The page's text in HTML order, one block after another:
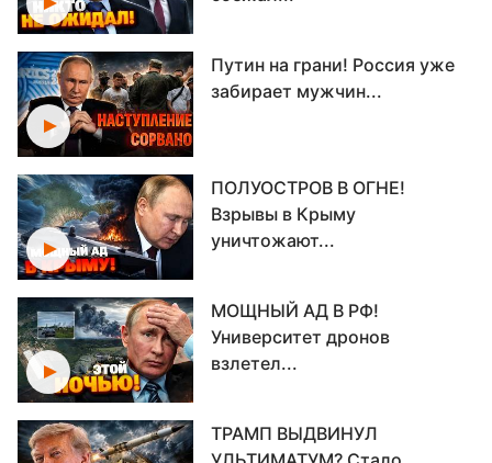
Путин на грани! Россия уже
забирает мужчин...
ПОЛУОСТРОВ В ОГНЕ!
Взрывы в Крыму
уничтожают...
МОЩНЫЙ АД В РФ!
Университет дронов
взлетел...
ТРАМП ВЫДВИНУЛ